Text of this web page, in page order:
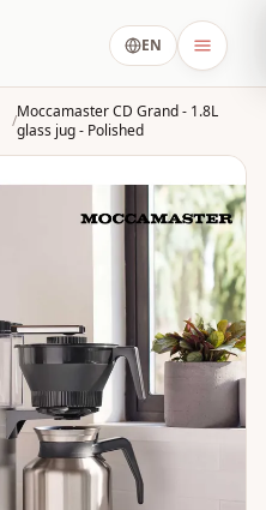
EN
/Moccamaster CD Grand - 1.8L
glass jug - Polished